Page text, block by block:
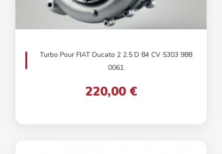
Turbo Pour FIAT Ducato 2 2.5 D 84 CV 5303 988
0061
220,00 €